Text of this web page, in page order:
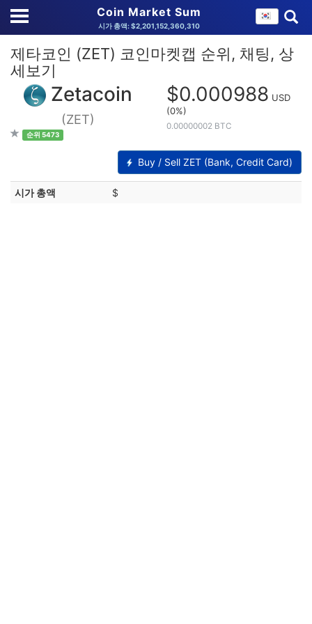
Coin Market Sum
시가 총액: $2,201,152,360,310
제타코인 (ZET) 코인마켓캡 순위, 채팅, 상
세보기
Zetacoin
(ZET)
순위 5473
$0.000988 USD
(0%)
0.00000002 BTC
Buy / Sell ZET (Bank, Credit Card)
시가 총액 $